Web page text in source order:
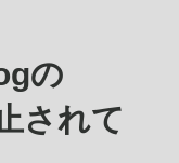
の
されて